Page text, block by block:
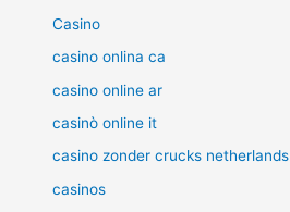
Casino
casino onlina ca
casino online ar
casinò online it
casino zonder crucks netherlands
casinos